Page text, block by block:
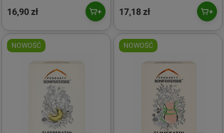
16,90 zł 17,18 zł
NOWOŚĆ NOWOŚĆ